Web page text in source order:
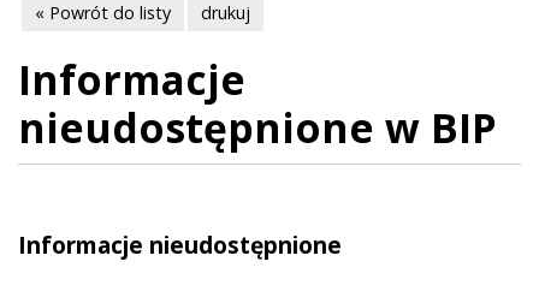
« Powrót do listy drukuj
Informacje
nieudostępnione w BIP
Informacje nieudostępnione